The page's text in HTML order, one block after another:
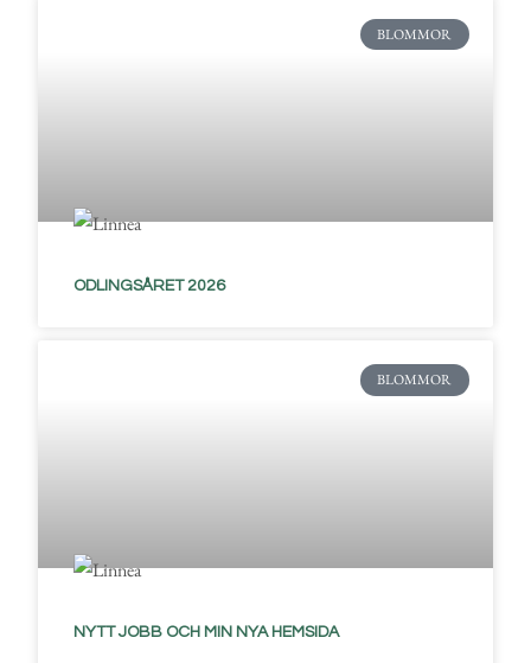
BLOMMOR
ODLINGSÅRET 2026
BLOMMOR
NYTT JOBB OCH MIN NYA HEMSIDA